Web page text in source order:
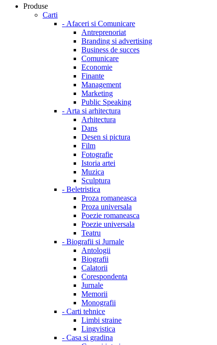
Produse
Carti
- Afaceri si Comunicare
Antreprenoriat
Branding si advertising
Business de succes
Comunicare
Economie
Finante
Management
Marketing
Public Speaking
- Arta si arhitectura
Arhitectura
Dans
Desen si pictura
Film
Fotografie
Istoria artei
Muzica
Sculptura
- Beletristica
Proza romaneasca
Proza universala
Poezie romaneasca
Poezie universala
Teatru
- Biografii si Jurnale
Antologii
Biografii
Calatorii
Corespondenta
Jurnale
Memorii
Monografii
- Carti tehnice
Limbi straine
Lingvistica
- Casa si gradina